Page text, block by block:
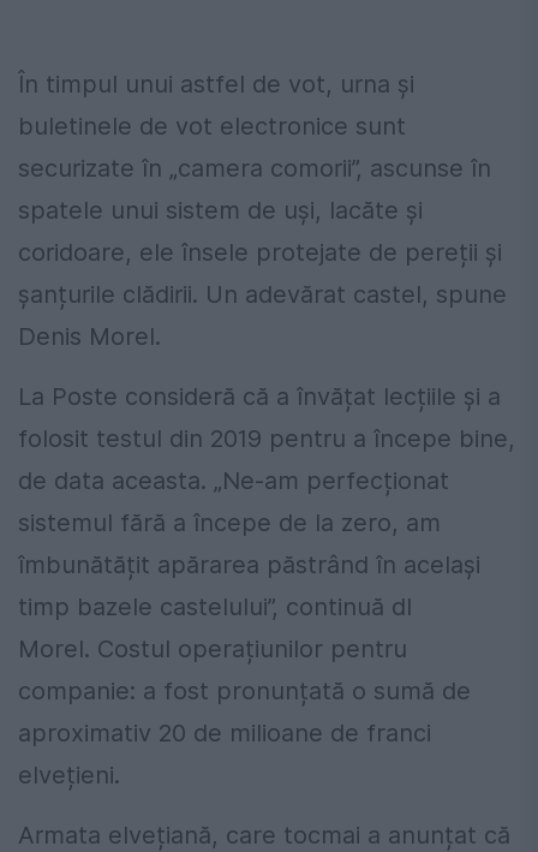
În timpul unui astfel de vot, urna și
buletinele de vot electronice sunt
securizate în „camera comorii”, ascunse în
spatele unui sistem de uși, lacăte și
coridoare, ele însele protejate de pereții și
șanțurile clădirii. Un adevărat castel, spune
Denis Morel.
La Poste consideră că a învățat lecțiile și a
folosit testul din 2019 pentru a începe bine,
de data aceasta. „Ne-am perfecționat
sistemul fără a începe de la zero, am
îmbunătățit apărarea păstrând în același
timp bazele castelului”, continuă dl
Morel. Costul operațiunilor pentru
companie: a fost pronunțată o sumă de
aproximativ 20 de milioane de franci
elvețieni.
Armata elvețiană, care tocmai a anunțat că